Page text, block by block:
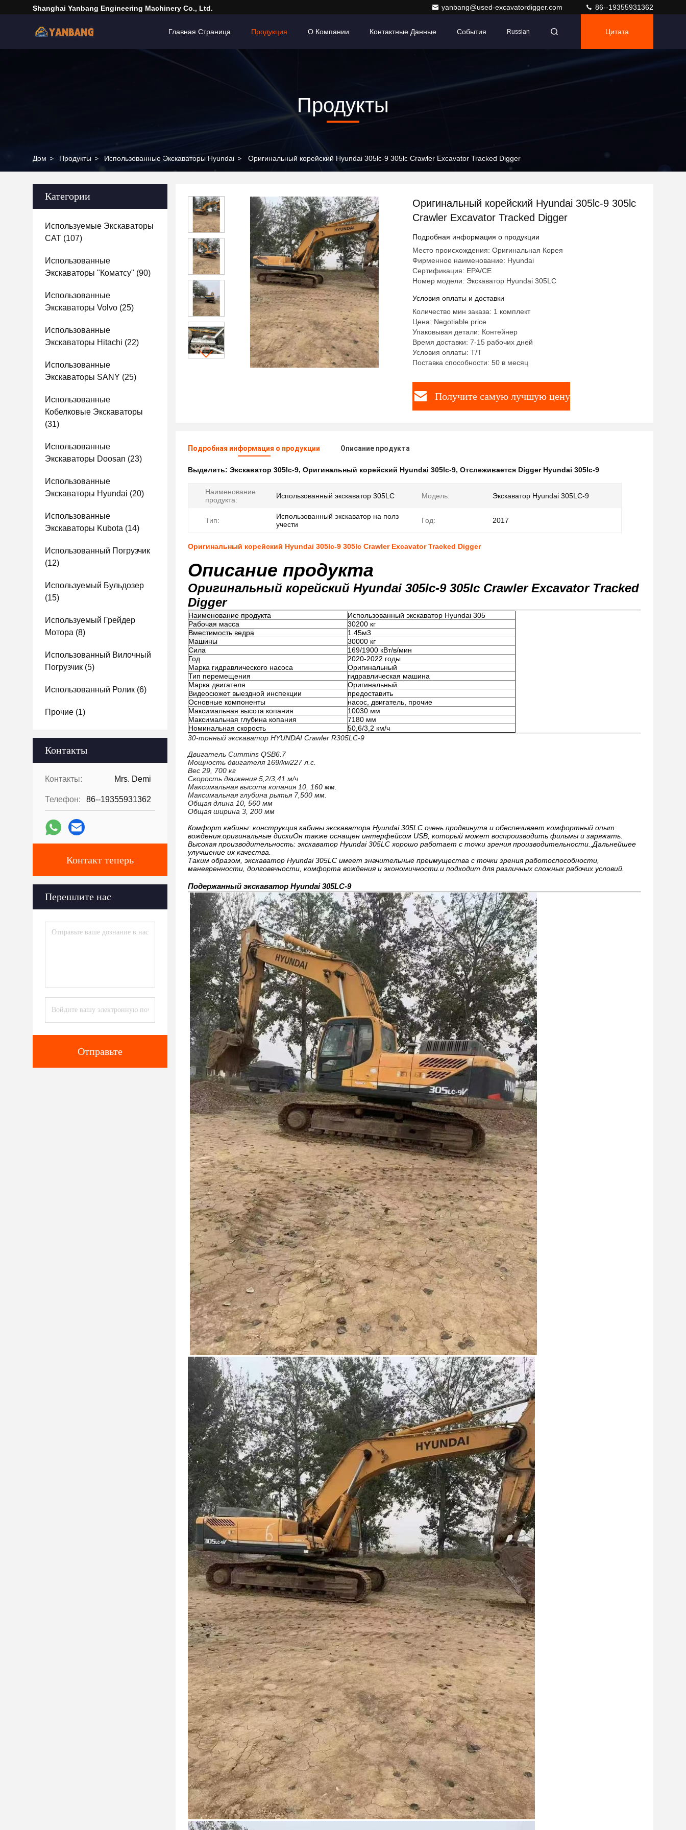
Shanghai Yanbang Engineering Machinery Co., Ltd. yanbang@used-excavatordigger.com 86--19355931362
Главная Страница Продукция О Компании Контактные Данные События Russian Цитата
Продукты
Дом > Продукты > Использованные Экскаваторы Hyundai > Оригинальный корейский Hyundai 305lc-9 305lc Crawler Excavator Tracked Digger
Категории
Используемые Экскаваторы
CAT (107)
Использованные
Экскаваторы "Коматсу" (90)
Использованные
Экскаваторы Volvo (25)
Использованные
Экскаваторы Hitachi (22)
Использованные
Экскаваторы SANY (25)
Использованные
Кобелковые Экскаваторы
(31)
Использованные
Экскаваторы Doosan (23)
Использованные
Экскаваторы Hyundai (20)
Использованные
Экскаваторы Kubota (14)
Использованный Погрузчик
(12)
Используемый Бульдозер
(15)
Используемый Грейдер
Мотора (8)
Использованный Вилочный
Погрузчик (5)
Использованный Ролик (6)
Прочие (1)
Контакты
Контакты: Mrs. Demi
Телефон: 86--19355931362
Контакт теперь
Перешлите нас
Отправьте
Оригинальный корейский Hyundai 305lc-9 305lc
Crawler Excavator Tracked Digger
Подробная информация о продукции
Место происхождения: Оригинальная Корея
Фирменное наименование: Hyundai
Сертификация: EPA/CE
Номер модели: Экскаватор Hyundai 305LC
Условия оплаты и доставки
Количество мин заказа: 1 комплект
Цена: Negotiable price
Упаковывая детали: Контейнер
Время доставки: 7-15 рабочих дней
Условия оплаты: T/T
Поставка способности: 50 в месяц
Получите самую лучшую цену
Подробная информация о продукции Описание продукта
Выделить: Экскаватор 305lc-9, Оригинальный корейский Hyundai 305lc-9, Отслеживается Digger Hyundai 305lc-9
Наименование
продукта:
Использованный экскаватор 305LC Модель: Экскаватор Hyundai 305LC-9
Тип:
Использованный экскаватор на полз
учести
Год: 2017
Оригинальный корейский Hyundai 305lc-9 305lc Crawler Excavator Tracked Digger
Описание продукта
Оригинальный корейский Hyundai 305lc-9 305lc Crawler Excavator Tracked
Digger
Наименование продукта
Использованный экскаватор Hyundai 305
Рабочая масса
30200 кг
Вместимость ведра
1.45м3
Машины
30000 кг
Сила
169/1900 кВт/в/мин
Год
2020-2022 годы
Марка гидравлического насоса
Оригинальный
Тип перемещения
гидравлическая машина
Марка двигателя
Оригинальный
Видеосюжет выездной инспекции
предоставить
Основные компоненты
насос, двигатель, прочие
Максимальная высота копания
10030 мм
Максимальная глубина копания
7180 мм
Номинальная скорость
50,6/3,2 км/ч
30-тонный экскаватор HYUNDAI Crawler R305LC-9
Двигатель Cummins QSB6.7
Мощность двигателя 169/kw227 л.с.
Вес 29, 700 кг
Скорость движения 5,2/3,41 м/ч
Максимальная высота копания 10, 160 мм.
Максимальная глубина рытья 7,500 мм.
Общая длина 10, 560 мм
Общая ширина 3, 200 мм
Комфорт кабины: конструкция кабины экскаватора Hyundai 305LC очень продвинута и обеспечивает комфортный опыт
вождения.оригинальные дискиОн также оснащен интерфейсом USB, который может воспроизводить фильмы и заряжать.
Высокая производительность: экскаватор Hyundai 305LC хорошо работает с точки зрения производительности.,Дальнейшее
улучшение их качества.
Таким образом, экскаватор Hyundai 305LC имеет значительные преимущества с точки зрения работоспособности,
маневренности, долговечности, комфорта вождения и экономичности.и подходит для различных сложных рабочих условий.
Подержанный экскаватор Hyundai 305LC-9